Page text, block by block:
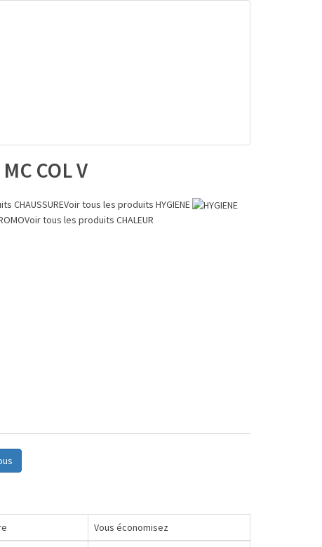
CHAUSSUREVoir tous les produits HYGIENE
Voir tous les produits CHALEUR
COL V
Vous économisez